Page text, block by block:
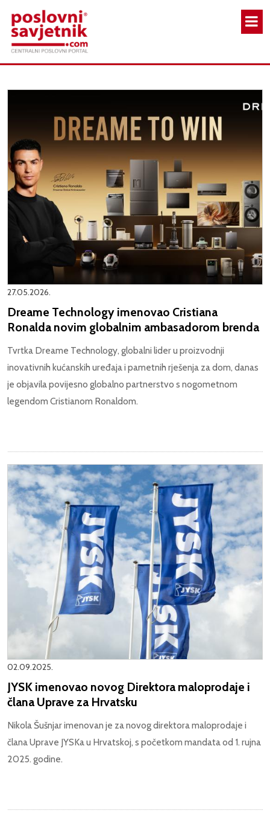
27.05.2026.
Dreame Technology imenovao Cristiana
Ronalda novim globalnim ambasadorom brenda
Tvrtka Dreame Technology, globalni lider u proizvodnji
inovativnih kućanskih uređaja i pametnih rješenja za dom, danas
je objavila povijesno globalno partnerstvo s nogometnom
legendom Cristianom Ronaldom.
02.09.2025.
JYSK imenovao novog Direktora maloprodaje i
člana Uprave za Hrvatsku
Nikola Šušnjar imenovan je za novog direktora maloprodaje i
člana Uprave JYSKa u Hrvatskoj, s početkom mandata od 1. rujna
2025. godine.